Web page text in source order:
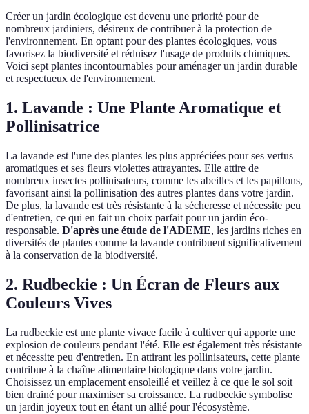
Créer un jardin écologique est devenu une priorité pour de
nombreux jardiniers, désireux de contribuer à la protection de
l'environnement. En optant pour des plantes écologiques, vous
favorisez la biodiversité et réduisez l'usage de produits chimiques.
Voici sept plantes incontournables pour aménager un jardin durable
et respectueux de l'environnement.
1. Lavande : Une Plante Aromatique et
Pollinisatrice
La lavande est l'une des plantes les plus appréciées pour ses vertus
aromatiques et ses fleurs violettes attrayantes. Elle attire de
nombreux insectes pollinisateurs, comme les abeilles et les papillons,
favorisant ainsi la pollinisation des autres plantes dans votre jardin.
De plus, la lavande est très résistante à la sécheresse et nécessite peu
d'entretien, ce qui en fait un choix parfait pour un jardin éco-
responsable. D'après une étude de l'ADEME, les jardins riches en
diversités de plantes comme la lavande contribuent significativement
à la conservation de la biodiversité.
2. Rudbeckie : Un Écran de Fleurs aux
Couleurs Vives
La rudbeckie est une plante vivace facile à cultiver qui apporte une
explosion de couleurs pendant l'été. Elle est également très résistante
et nécessite peu d'entretien. En attirant les pollinisateurs, cette plante
contribue à la chaîne alimentaire biologique dans votre jardin.
Choisissez un emplacement ensoleillé et veillez à ce que le sol soit
bien drainé pour maximiser sa croissance. La rudbeckie symbolise
un jardin joyeux tout en étant un allié pour l'écosystème.